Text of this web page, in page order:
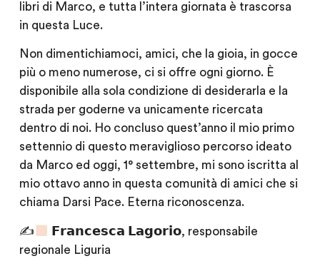
libri di Marco, e tutta l’intera giornata è trascorsa
in questa Luce.
Non dimentichiamoci, amici, che la gioia, in gocce
più o meno numerose, ci si offre ogni giorno. È
disponibile alla sola condizione di desiderarla e la
strada per goderne va unicamente ricercata
dentro di noi. Ho concluso quest’anno il mio primo
settennio di questo meraviglioso percorso ideato
da Marco ed oggi, 1° settembre, mi sono iscritta al
mio ottavo anno in questa comunità di amici che si
chiama Darsi Pace. Eterna riconoscenza.
✍
𝗙𝗿𝗮𝗻𝗰𝗲𝘀𝗰𝗮 𝗟𝗮𝗴𝗼𝗿𝗶𝗼, responsabile
regionale Liguria